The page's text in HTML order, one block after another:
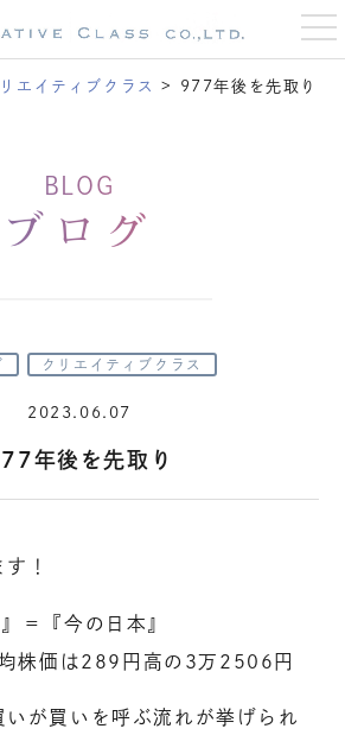
t
o
g
エイティブクラス > 977年後を先取り
BLOG
ブログ
クリエイティブクラス
2023.06.07
年後を先取り
！
＝『今の日本』
株価は289円高の3万2506円
いが買いを呼ぶ流れが挙げられ